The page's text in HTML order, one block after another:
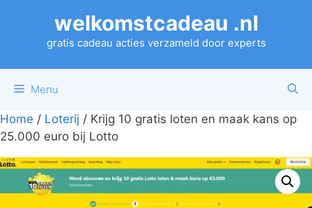
welkomstcadeau .nl
gratis cadeau acties verzameld door experts
Menu
Home / Loterij / Krijg 10 gratis loten en maak kans op
25.000 euro bij Lotto